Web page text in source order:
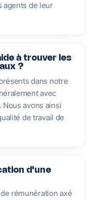
agents de leur
à trouver les
?
dans notre
avec
Nous avons ainsi
de travail de
d'une
rémunération axé